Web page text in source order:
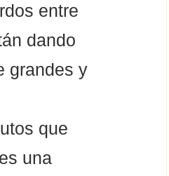
entre
dando
grandes y
que
una